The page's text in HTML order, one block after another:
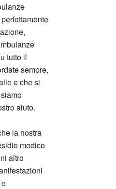
tutto il
sempre,
e che si
aiuto.
la nostra
medico
altro